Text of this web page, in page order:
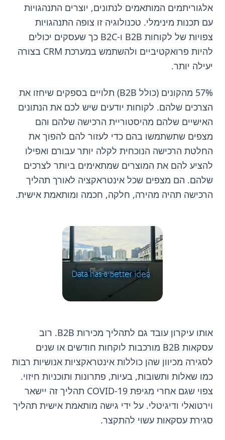
אלגוריתמים המותאמים לנתונים, יוצרים התנהגויות
עם תכנות מינימלי. טכנולוגיה זו צופה התנהגויות
צפויות של לקוחות B2B ו-B2C כך שעסקים יכולים
להיות פרואקטיביים ולהשתמש במערכת CRM בצורה
יעילה יותר.
57% מהקונים (כולל B2B) תלויים בספקים שיחזו את
הצרכים שלהם. לקוחות יודעים שיש לכם את הנתונים
האישיים שלהם מהיסטוריית הרכישה שלהם והם
מצפים שתשתמשו בהם כדי לעזור להם להפוך את
החלטת הרכישה הנוכחית לקלה יותר עבורם ואפילו
להציע להם את המוצרים שמתאימים ביותר לצרכים
שלהם. הם מצפים שכל אינטראקציה לאורך תהליך
הרכישה תהיה מהירה, חלקה, חכמה ומותאמת אישית.
אותו עיקרון עובד גם לתהליך מכירות B2B. רוב
עסקאות B2B מורכבות לוקחות חודשים או שנים
לסגירה מכיוון שהן כוללות אינטראקציות אנושיות רבות
כמו שאלות ותשובות, בעיות, פתרונות ותוכניות חיזוי.
צפוי שגם אחרי מגיפת COVID-19 תהליך זה יישאר
וירטואלי ודיגיטלי. על ידי גישה מותאמת אישית תהליך
סגירת עסקאות עשוי להתקצר.